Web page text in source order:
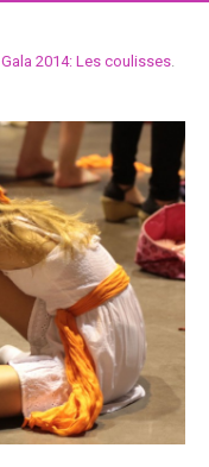
Gala 2014: Les coulisses.